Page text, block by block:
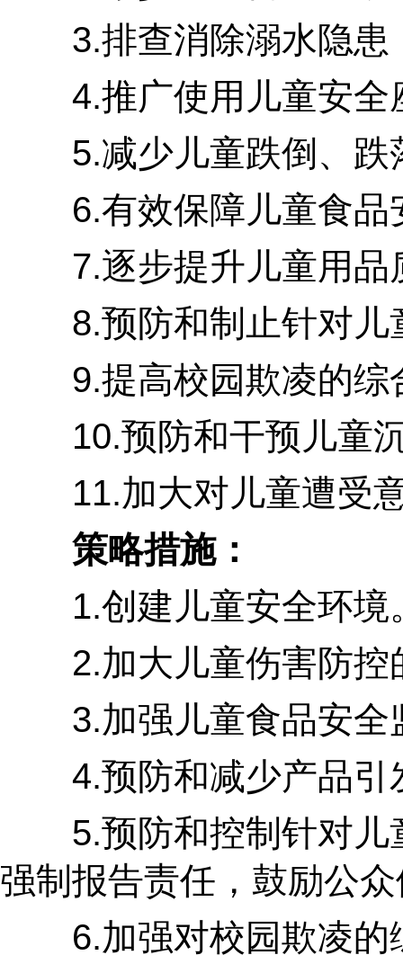
3.排查消除溺水隐患
4.推广使用儿童安全
5.减少儿童跌倒、跌
6.有效保障儿童食品
7.逐步提升儿童用品
8.预防和制止针对儿
9.提高校园欺凌的综
10.预防和干预儿童沉
11.加大对儿童遭受意
策略措施：
1.创建儿童安全环境。
2.加大儿童伤害防控的
3.加强儿童食品安全监
4.预防和减少产品引发
5.预防和控制针对儿童
强制报告责任，鼓励公
6.加强对校园欺凌的综